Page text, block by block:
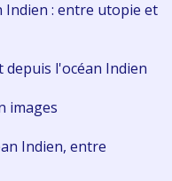
Indien : entre utopie et
depuis l'océan Indien
images
Indien, entre